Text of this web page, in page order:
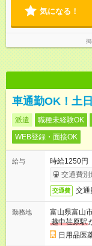
7.8時間ほど（2025年実績
時 ※勤務時間は店
時00分～17
気になる！
車通勤OK！土
派遣 職種未経験OK
WEB登録・面接OK
給与
時給1250円
交通費別
交通費 交通
勤務地
富山県富山
越中荏原駅
日用品医